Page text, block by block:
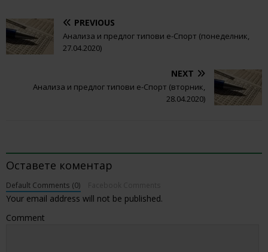
PREVIOUS
Анализа и предлог типови е-Спорт (понеделник,
27.04.2020)
NEXT
Анализа и предлог типови е-Спорт (вторник,
28.04.2020)
Оставете коментар
Default Comments (0)
Your email address will not be published.
Comment